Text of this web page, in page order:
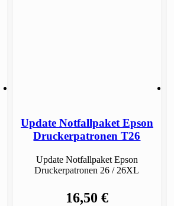
Update Notfallpaket Epson
Druckerpatronen T26
Update Notfallpaket Epson
Druckerpatronen 26 / 26XL
16,50 €